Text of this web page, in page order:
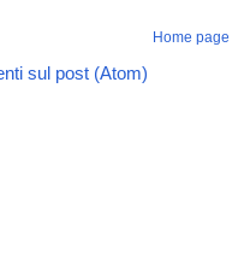
Home page
sul post (Atom)